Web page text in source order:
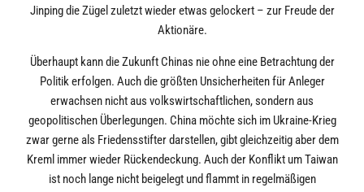
Jinping die Zügel zuletzt wieder etwas gelockert – zur Freude der
Aktionäre.
Überhaupt kann die Zukunft Chinas nie ohne eine Betrachtung der
Politik erfolgen. Auch die größten Unsicherheiten für Anleger
erwachsen nicht aus volkswirtschaftlichen, sondern aus
geopolitischen Überlegungen. China möchte sich im Ukraine-Krieg
zwar gerne als Friedensstifter darstellen, gibt gleichzeitig aber dem
Kreml immer wieder Rückendeckung. Auch der Konflikt um Taiwan
ist noch lange nicht beigelegt und flammt in regelmäßigen